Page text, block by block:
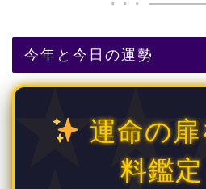
今年と今日の運勢
運命の
料鑑定